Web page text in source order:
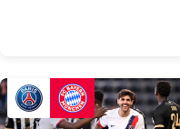
League en París